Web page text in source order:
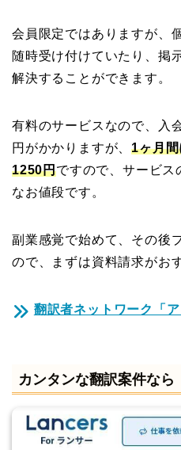
会員限定ではありますが、
随時受け付けていたり、掲
解決することができます。
有料のサービスなので、入
円がかかりますが、1ヶ月
1250円ですので、サービス
なお値段です。
副業感覚で始めて、その後
ので、まずは資料請求がお
翻訳者ネットワーク「ア
カンタンな翻訳案件なら